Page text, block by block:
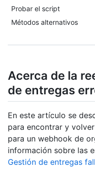
Probar el script
Métodos alternativos
Acerca de la
de entregas
En este artículo se
para encontrar y
para un webhook de
información sobre las
Gestión de entregas